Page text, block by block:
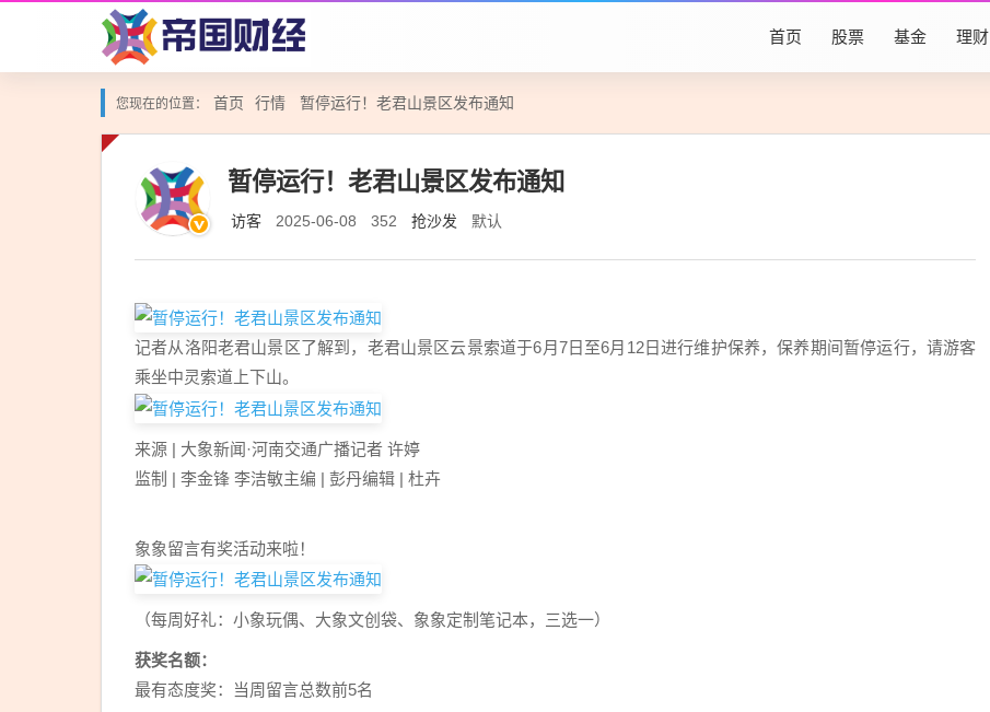
首页 股票 基金 理财
您现在的位置： 首页 行情 暂停运行！老君山景区发布通知
暂停运行！老君山景区发布通知
访客 2025-06-08 352 抢沙发 默认
记者从洛阳老君山景区了解到，老君山景区云景索道于6月7日至6月12日进行维护保养，保养期间暂停运行，请游客
乘坐中灵索道上下山。
来源 | ‍‍‍大象新闻·河南交通广播记者 许婷
监制 | 李金锋 李洁敏主编 | 彭丹编辑 | 杜卉
象象留言有奖活动来啦！
（每周好礼：小象玩偶、大象文创袋、象象定制笔记本，三选一）
获奖名额：
最有态度奖：当周留言总数前5名